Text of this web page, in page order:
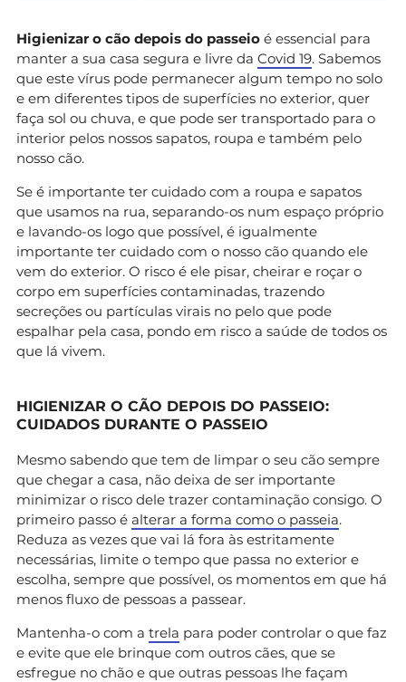
Higienizar o cão depois do passeio é essencial para
manter a sua casa segura e livre da Covid 19. Sabemos
que este vírus pode permanecer algum tempo no solo
e em diferentes tipos de superfícies no exterior, quer
faça sol ou chuva, e que pode ser transportado para o
interior pelos nossos sapatos, roupa e também pelo
nosso cão.
Se é importante ter cuidado com a roupa e sapatos
que usamos na rua, separando-os num espaço próprio
e lavando-os logo que possível, é igualmente
importante ter cuidado com o nosso cão quando ele
vem do exterior. O risco é ele pisar, cheirar e roçar o
corpo em superfícies contaminadas, trazendo
secreções ou partículas virais no pelo que pode
espalhar pela casa, pondo em risco a saúde de todos os
que lá vivem.
HIGIENIZAR O CÃO DEPOIS DO PASSEIO:
CUIDADOS DURANTE O PASSEIO
Mesmo sabendo que tem de limpar o seu cão sempre
que chegar a casa, não deixa de ser importante
minimizar o risco dele trazer contaminação consigo. O
primeiro passo é alterar a forma como o passeia.
Reduza as vezes que vai lá fora às estritamente
necessárias, limite o tempo que passa no exterior e
escolha, sempre que possível, os momentos em que há
menos fluxo de pessoas a passear.
Mantenha-o com a trela para poder controlar o que faz
e evite que ele brinque com outros cães, que se
esfregue no chão e que outras pessoas lhe façam